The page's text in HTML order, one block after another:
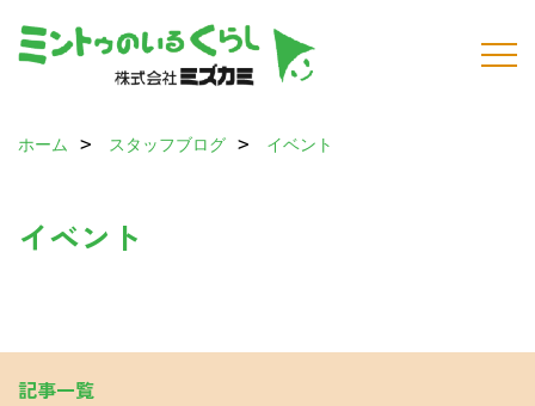
ホーム スタッフブログ イベント
イベント
記事一覧